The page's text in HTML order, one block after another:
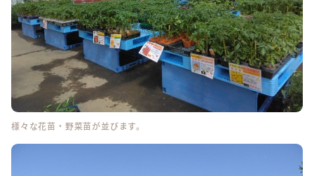
様々な花苗・野菜苗が並びます。